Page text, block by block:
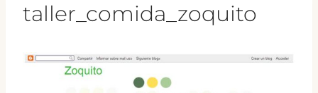
taller_comida_zoquito